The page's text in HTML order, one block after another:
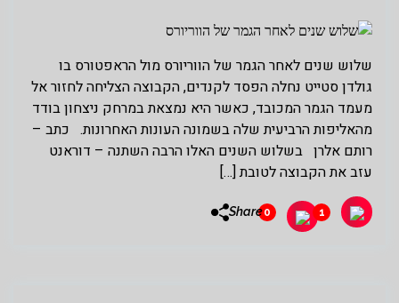
שלוש שנים לאחר הגמר של הווריורס מול הראפטורס בו
גולדן סטייט נחלה הפסד לקנדים, הקבוצה הצליחה לחזור אל
מעמד הגמר המכובד, כאשר היא נמצאת במרחק ניצחון בודד
מהאליפות הרביעית שלה בשמונה העונות האחרונות. כתב –
רותם אלרן בשלוש השנים האלו הרבה השתנה – דוראנט
עזב את הקבוצה לטובת […]
1
0
Share